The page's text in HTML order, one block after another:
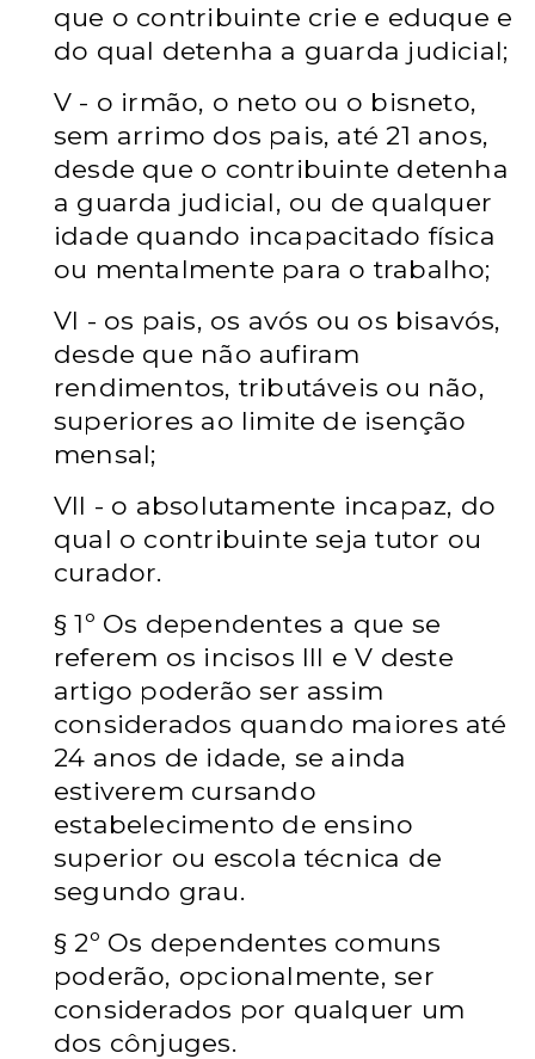
que o contribuinte crie e eduque e
do qual detenha a guarda judicial;
V - o irmão, o neto ou o bisneto,
sem arrimo dos pais, até 21 anos,
desde que o contribuinte detenha
a guarda judicial, ou de qualquer
idade quando incapacitado física
ou mentalmente para o trabalho;
VI - os pais, os avós ou os bisavós,
desde que não aufiram
rendimentos, tributáveis ou não,
superiores ao limite de isenção
mensal;
VII - o absolutamente incapaz, do
qual o contribuinte seja tutor ou
curador.
§ 1º Os dependentes a que se
referem os incisos III e V deste
artigo poderão ser assim
considerados quando maiores até
24 anos de idade, se ainda
estiverem cursando
estabelecimento de ensino
superior ou escola técnica de
segundo grau.
§ 2º Os dependentes comuns
poderão, opcionalmente, ser
considerados por qualquer um
dos cônjuges.